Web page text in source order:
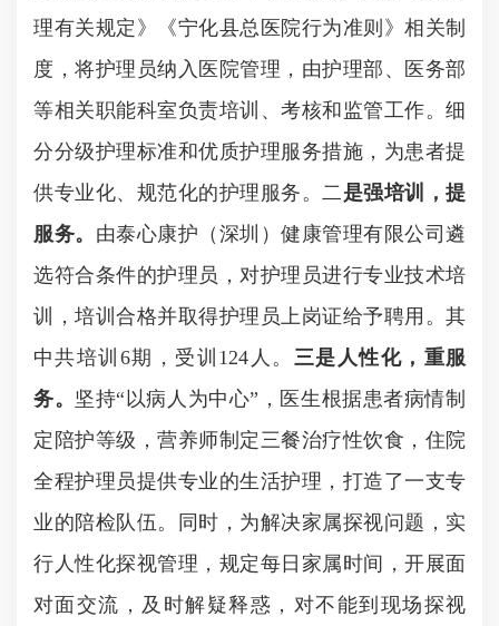
理有关规定》《宁化县总医院行为准则》相关制
度，将护理员纳入医院管理，由护理部、医务部
等相关职能科室负责培训、考核和监管工作。细
分分级护理标准和优质护理服务措施，为患者提
供专业化、规范化的护理服务。二是强培训，提
服务。 由泰心康护 （深圳）健康管理有限公司 遴
选符合条件的护理员，对护理员进行专业技术培
训，培训合格并取得护理员上岗证给予聘用。其
中共培训 6期，受训 124 人。 三是人性化，重服
务。 坚持“以病人为中心”，医生根据患者病情制
定陪护等级，营养师制定三餐治疗性饮食，住院
全程护理员提供专业的生活护理，打造了一支专
业的陪检队伍。同时，为解决家属探视问题，实
行人性化探视管理，规定每日家属时间，开展面
对面交流，及时解疑释惑，对不能到现场探视